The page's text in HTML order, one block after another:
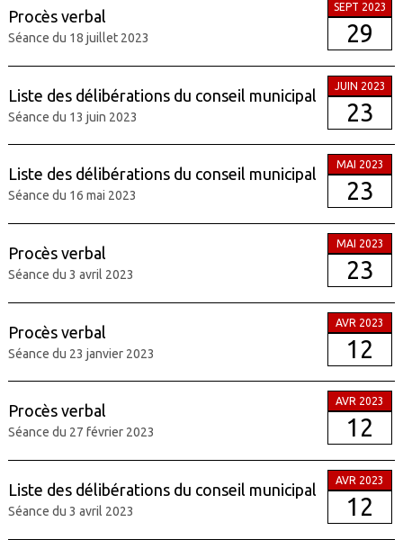
Procès verbal
Séance du 18 juillet 2023
SEPT 2023
29
Liste des délibérations du conseil municipal
Séance du 13 juin 2023
JUIN 2023
23
Liste des délibérations du conseil municipal
Séance du 16 mai 2023
MAI 2023
23
Procès verbal
Séance du 3 avril 2023
MAI 2023
23
Procès verbal
Séance du 23 janvier 2023
AVR 2023
12
Procès verbal
Séance du 27 février 2023
AVR 2023
12
Liste des délibérations du conseil municipal
Séance du 3 avril 2023
AVR 2023
12